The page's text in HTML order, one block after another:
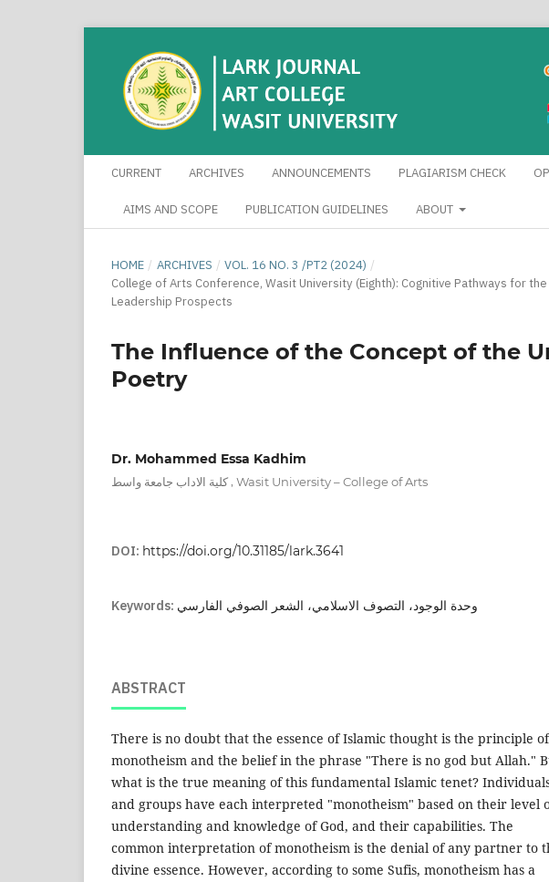
CURRENT ARCHIVES ANNOUNCEMENTS PLAGIARISM CHECK
AIMS AND SCOPE PUBLICATION GUIDELINES ABOUT
HOME / ARCHIVES / VOL. 16 NO. 3 /PT2 (2024) /
College of Arts Conference, Wasit University (Eighth): Cognitive Pathways for
Leadership Prospects
The Influence of the Concept of the
Poetry
Dr. Mohammed Essa Kadhim
كلية الاداب جامعة واسط Wasit University – College of Arts
DOI: https://doi.org/10.31185/lark.3641
Keywords: وحدة الوجود، التصوف الاسلامي، الشعر الصوفي الفارسي
ABSTRACT
There is no doubt that the essence of Islamic thought is the principle of
monotheism and the belief in the phrase "There is no god but Allah."
what is the true meaning of this fundamental Islamic tenet?
and groups have each interpreted "monotheism" based on their level
understanding and knowledge of God, and their capabilities. The
common interpretation of monotheism is the denial of any partner to
divine essence. However, according to some Sufis, monotheism has a